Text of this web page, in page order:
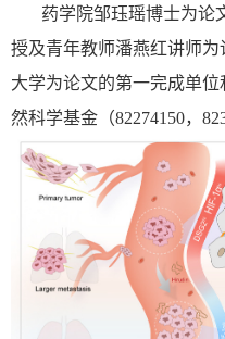
药学院邹珏瑶博士为论
授及青年教师潘燕红讲师
大学为论文的第一完成单
然科学基金（82274150，